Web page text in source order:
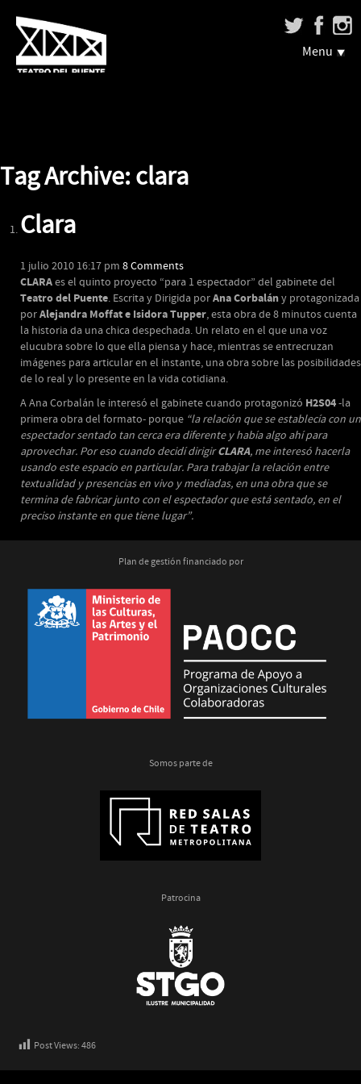
Menu
Tag Archive: clara
Clara
1 julio 2010 16:17 pm 8 Comments
CLARAes el quinto proyecto “para 1 espectador” del gabinete del
Teatro del Puente. Escrita y Dirigida porAna Corbalány protagonizada
porAlejandra Moffat e Isidora Tupper, esta obra de 8 minutos cuenta
la historia da una chica despechada. Un relato en el que una voz
elucubra sobre lo que ella piensa y hace, mientras se entrecruzan
imágenes para articular en el instante, una obra sobre las posibilidades
de lo real y lo presente en la vida cotidiana.
A Ana Corbalán le interesó el gabinete cuando protagonizó H2S04-la
primera obra del formato- porque “la relación que se establecía con un
espectador sentado tan cerca era diferente y había algo ahí para
aprovechar. Por eso cuando decidí dirigirCLARA, me interesó hacerla
usando este espacio en particular. Para trabajar la relación entre
textualidad y presencias en vivo y mediadas, en una obra que se
termina de fabricar junto con el espectador que está sentado, en el
preciso instante en que tiene lugar”.
Plan de gestión financiado por
Somos parte de
Patrocina
Post Views:486